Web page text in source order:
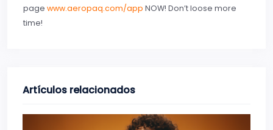
page www.aeropaq.com/app NOW! Don’t loose more
time!
Artículos relacionados